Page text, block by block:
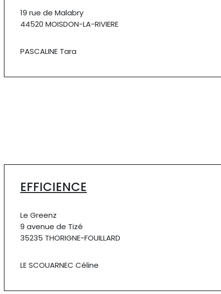
19 rue de Malabry
44520 MOISDON-LA-RIVIERE
PASCALINE Tara
EFFICIENCE
Le Greenz
9 avenue de Tizé
35235 THORIGNE-FOUILLARD
LE SCOUARNEC Céline